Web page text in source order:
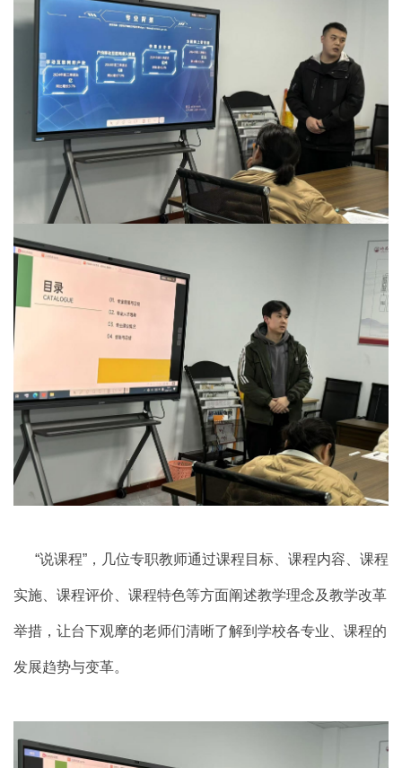
“说课程”，几位专职教师通过课程目标、课程内容、课程
实施、课程评价、课程特色等方面阐述教学理念及教学改革
举措，让台下观摩的老师们清晰了解到学校各专业、课程的
发展趋势与变革。